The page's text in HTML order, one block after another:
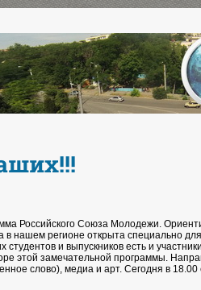
Российского Союза Молодежи.
в нашем регионе открыта специально
и выпускников есть и
этой замечательной программы.
слово), медиа и арт. Сегодня в